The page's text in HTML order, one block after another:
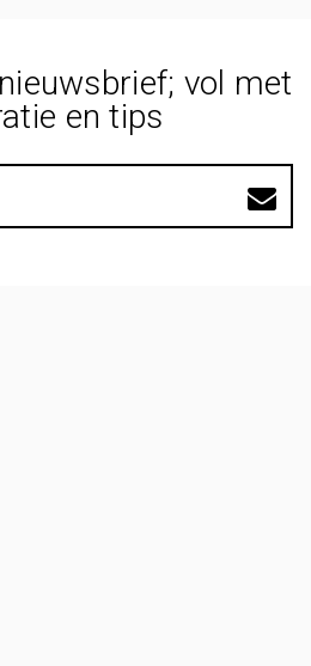
vol met
en tips